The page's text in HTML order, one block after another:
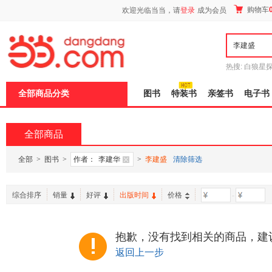
欢迎光临当当，请登录 成为会员 购物车
热搜: 白狼星
全部商品分类 图书 特装书 亲签书 电子书
全部商品
全部 > 图书 > 作者： 李建华 > 李建盛 清除筛选
综合排序 销量 好评 出版时间 价格 -
抱歉，没有找到相关的商品，
返回上一步
页
加